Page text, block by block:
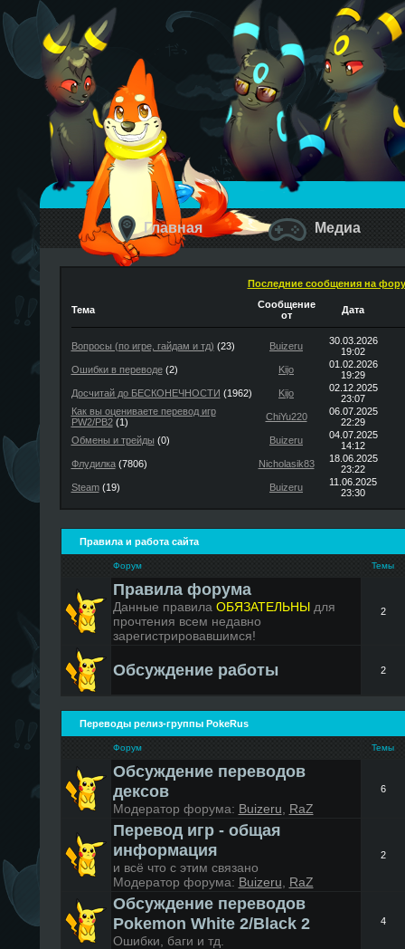
Главная Медиа
Последние сообщения на
Тема
Сообщение
от
Дата
Вопросы (по игре, гайдам и тд) (23) Buizeru
30.03.2026
19:02
Ошибки в переводе(2) Kijo
01.02.2026
19:29
Досчитай до БЕСКОНЕЧНОСТИ (1962) Kijo
02.12.2025
23:07
Как вы оцениваете перевод игр
PW2/PB2(1) ChiYu220
06.07.2025
22:29
Обмены и трейды (0) Buizeru
04.07.2025
14:12
Флудилка(7806) Nicholasik83
18.06.2025
23:22
Steam(19) Buizeru
11.06.2025
23:30
Правила и работа сайта
Форум Темы
Правила форума
Данные правила ОБЯЗАТЕЛЬНЫдля
прочтения всем недавно
зарегистрировавшимся!
2
Обсуждение работы 2
Переводы релиз-группы PokeRus
Форум Темы
Обсуждение переводов
дексов
Модератор форума: Buizeru RaZ
6
Перевод игр - общая
информация
и всё что с этим связано
Модератор форума: Buizeru RaZ
2
Обсуждение переводов
Pokemon White 2/Black 2
Ошибки, баги и тд.
4